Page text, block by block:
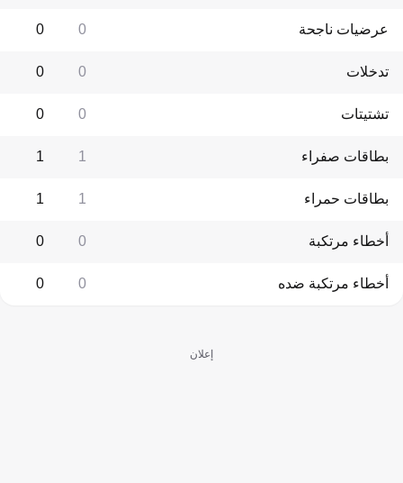
عرضيات ناجحة 0
0
تدخلات 0
0
تشتيتات 0
0
بطاقات صفراء 1
1
بطاقات حمراء 1
1
أخطاء مرتكبة 0
0
أخطاء مرتكبة ضده 0
0
إعلان